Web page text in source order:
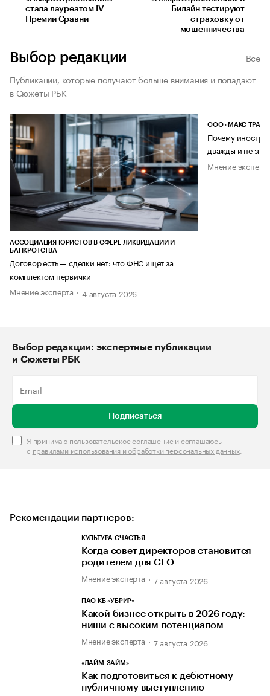
стала лауреатом IV
Премии Сравни
Билайн тестируют
страховку от
мошенничества
Выбор редакции
Все
Публикации, которые получают больше внимания и попадают
в Сюжеты РБК
АССОЦИАЦИЯ ЮРИСТОВ В СФЕРЕ ЛИКВИДАЦИИ И
БАНКРОТСТВА
Договор есть — сделки нет: что ФНС ищет за
комплектом первички
Мнение эксперта
4 августа 2026
ООО «МАКС ТРАСТ»
Почему
дважды и не
Мнение
Выбор редакции: экспертные публикации
и Сюжеты РБК
Подписаться
Я принимаю пользовательское соглашениеи соглашаюсь
с правилами использования и обработки персональных данных.
Рекомендации партнеров:
КУЛЬТУРА СЧАСТЬЯ
Когда совет директоров становится
родителем для CEO
Мнение эксперта 7 августа 2026
ПАО КБ «УБРИР»
Какой бизнес открыть в 2026 году:
ниши с высоким потенциалом
Мнение эксперта 7 августа 2026
«ЛАЙМ-ЗАЙМ»
Как подготовиться к дебютному
публичному выступлению